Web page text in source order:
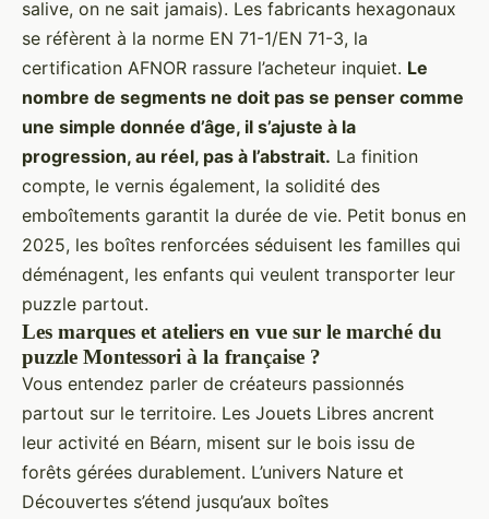
salive, on ne sait jamais). Les fabricants hexagonaux
se réfèrent à la norme EN 71-1/EN 71-3, la
certification AFNOR rassure l’acheteur inquiet. Le
nombre de segments ne doit pas se penser comme
une simple donnée d’âge, il s’ajuste à la
progression, au réel, pas à l’abstrait. La finition
compte, le vernis également, la solidité des
emboîtements garantit la durée de vie. Petit bonus en
2025, les boîtes renforcées séduisent les familles qui
déménagent, les enfants qui veulent transporter leur
puzzle partout.
Les marques et ateliers en vue sur le marché du
puzzle Montessori à la française ?
Vous entendez parler de créateurs passionnés
partout sur le territoire. Les Jouets Libres ancrent
leur activité en Béarn, misent sur le bois issu de
forêts gérées durablement. L’univers Nature et
Découvertes s’étend jusqu’aux boîtes